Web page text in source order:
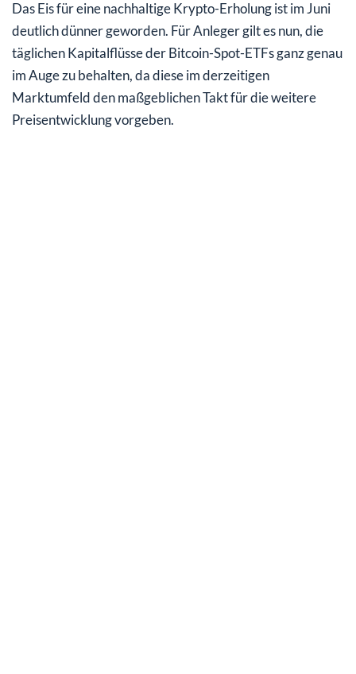
Das Eis für eine nachhaltige Krypto-Erholung ist im Juni
deutlich dünner geworden. Für Anleger gilt es nun, die
täglichen Kapitalflüsse der Bitcoin-Spot-ETFs ganz genau
im Auge zu behalten, da diese im derzeitigen
Marktumfeld den maßgeblichen Takt für die weitere
Preisentwicklung vorgeben.